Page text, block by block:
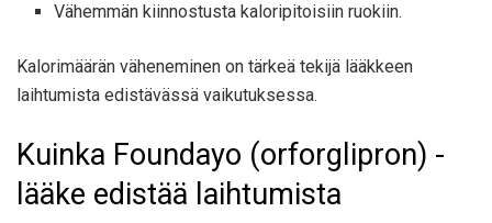
Vähemmän kiinnostusta kaloripitoisiin ruokiin.
Kalorimäärän väheneminen on tärkeä tekijä lääkkeen
laihtumista edistävässä vaikutuksessa.
Kuinka Foundayo (orforglipron) -
lääke edistää laihtumista